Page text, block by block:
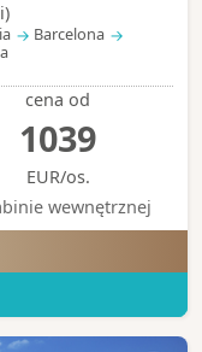
Barcelona
cena od
1039
EUR/os.
wewnętrznej